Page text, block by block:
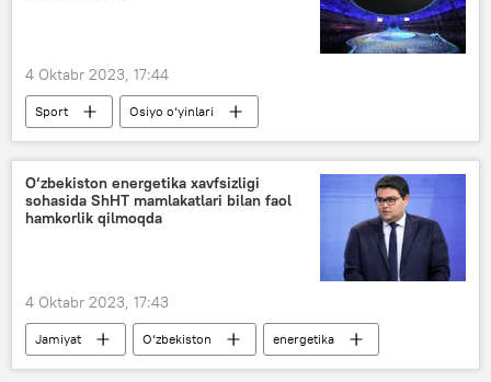
4 Oktabr 2023, 17:44
Sport
Osiyo o‘yinlari
O‘zbekiston
Xitoy
O‘zbekiston energetika xavfsizligi
sohasida ShHT mamlakatlari bilan faol
hamkorlik qilmoqda
4 Oktabr 2023, 17:43
Jamiyat O‘zbekiston
energetika
Shanxay hamkorlik tashkiloti (ShHT)